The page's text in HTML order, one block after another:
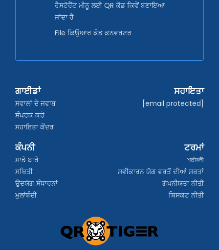
ਰੈਸਟੋਰੈਂਟ ਮੀਨੂ ਲਈ QR ਕੋਡ ਕਿਵੇਂ ਬਣਾਇਆ
ਜਾਂਦਾ ਹੈ
File ਕਿਊਆਰ ਕੋਡ ਕਨਵਰਟਰ
ਗਾਈਡਾਂ
ਸਵਾਲਾਂ ਦੇ ਜਵਾਬ
ਸੰਪਰਕ ਕਰੋ
ਸਹਾਇਤਾ ਕੇਂਦਰ
ਸਹਾਇਤਾ
[email protected]
ਕੰਪਨੀ
ਸਾਡੇ ਬਾਰੇ
ਸਥਿਤੀ
ਉਦਯੋਗ ਸੰਧਾਰਨਾਂ
ਮੁਲਾਂਬੰਦੀ
ਟਰਮਾਂ
শর্তাবলী
ਸਵੀਕਾਰਨ ਯੋਗ ਵਰਤੋਂ ਦੀਆਂ ਸ਼ਰਤਾਂ
ਗੋਪਨੀਯਤਾ ਨੀਤੀ
ਬਿਸਕਟ ਨੀਤੀ